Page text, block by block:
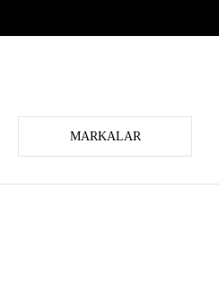
MARKALAR